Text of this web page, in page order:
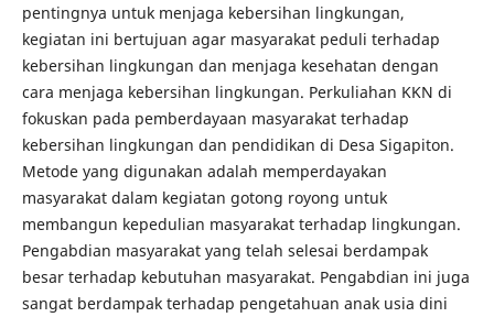
pentingnya untuk menjaga kebersihan lingkungan,
kegiatan ini bertujuan agar masyarakat peduli terhadap
kebersihan lingkungan dan menjaga kesehatan dengan
cara menjaga kebersihan lingkungan. Perkuliahan KKN di
fokuskan pada pemberdayaan masyarakat terhadap
kebersihan lingkungan dan pendidikan di Desa Sigapiton.
Metode yang digunakan adalah memperdayakan
masyarakat dalam kegiatan gotong royong untuk
membangun kepedulian masyarakat terhadap lingkungan.
Pengabdian masyarakat yang telah selesai berdampak
besar terhadap kebutuhan masyarakat. Pengabdian ini juga
sangat berdampak terhadap pengetahuan anak usia dini